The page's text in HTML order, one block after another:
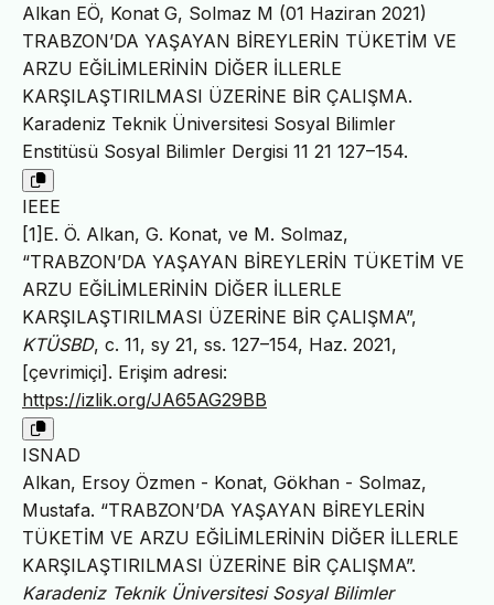
Alkan EÖ, Konat G, Solmaz M (01 Haziran 2021)
TRABZON’DA YAŞAYAN BİREYLERİN TÜKETİM VE
ARZU EĞİLİMLERİNİN DİĞER İLLERLE
KARŞILAŞTIRILMASI ÜZERİNE BİR ÇALIŞMA.
Karadeniz Teknik Üniversitesi Sosyal Bilimler
Enstitüsü Sosyal Bilimler Dergisi 11 21 127–154.
IEEE
[1]E. Ö. Alkan, G. Konat, ve M. Solmaz,
“TRABZON’DA YAŞAYAN BİREYLERİN TÜKETİM VE
ARZU EĞİLİMLERİNİN DİĞER İLLERLE
KARŞILAŞTIRILMASI ÜZERİNE BİR ÇALIŞMA”,
KTÜSBD, c. 11, sy 21, ss. 127–154, Haz. 2021,
[çevrimiçi]. Erişim adresi:
https://izlik.org/JA65AG29BB
ISNAD
Alkan, Ersoy Özmen - Konat, Gökhan - Solmaz,
Mustafa. “TRABZON’DA YAŞAYAN BİREYLERİN
TÜKETİM VE ARZU EĞİLİMLERİNİN DİĞER İLLERLE
KARŞILAŞTIRILMASI ÜZERİNE BİR ÇALIŞMA”.
Karadeniz Teknik Üniversitesi Sosyal Bilimler